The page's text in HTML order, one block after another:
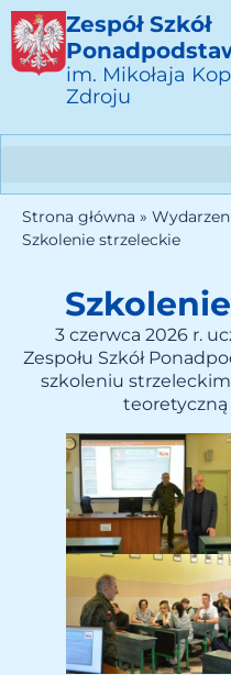
Zespół Szkół
im. Mikołaja
Zdroju
Strona główna »
Szkolenie strzeleckie
3 czerwca 2026 r.
Zespołu Szkół
szkoleniu
teoretyczną